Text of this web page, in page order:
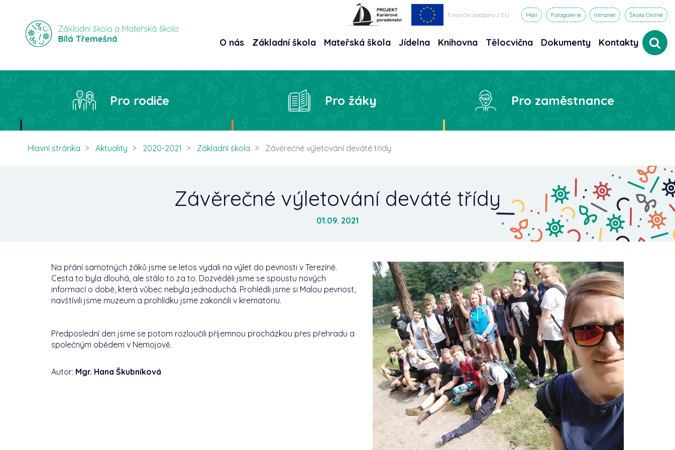
Finanční podpora z EU Mail Fotogalerie Intranet Škola Online
O nás Základní škola Mateřská škola Jídelna Knihovna Tělocvična Dokumenty Kontakty
Pro rodiče Pro žáky Pro zaměstnance
Hlavní stránka Aktuality 2020-2021 Základní škola Závěrečné výletování deváté třídy
Závěrečné výletování deváté třídy
01.09. 2021
Na přání samotných žáků jsme se letos vydali na výlet do pevnosti v Terezíně.
Cesta to byla dlouhá, ale stálo to za to. Dozvěděli jsme se spoustu nových
informací o době, která vůbec nebyla jednoduchá. Prohlédli jsme si Malou pevnost,
navštívili jsme muzeum a prohlídku jsme zakončili v krematoriu.
Předposlední den jsme se potom rozloučili příjemnou procházkou přes přehradu a
společným obědem v Nemojově.
Autor: Mgr. Hana Škubníková